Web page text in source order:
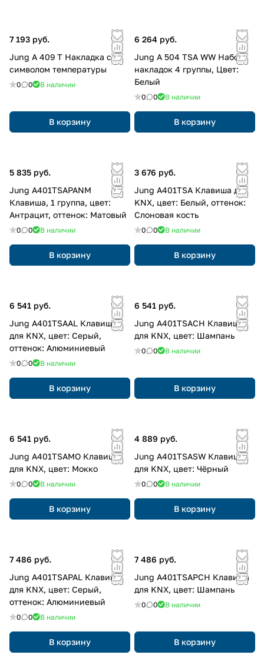
7 193 руб.
Jung A 409 T Накладка с
символом температуры
0 0 В наличии
В корзину
6 264 руб.
Jung A 504 TSA WW Набор
накладок 4 группы, Цвет:
Белый
0 0 В наличии
В корзину
5 835 руб.
Jung A401TSAPANM
Клавиша, 1 группа, цвет:
Антрацит, оттенок: Матовый
0 0 В наличии
В корзину
3 676 руб.
Jung A401TSA Клавиша для
KNX, цвет: Белый, оттенок:
Слоновая кость
0 0 В наличии
В корзину
6 541 руб.
Jung A401TSAAL Клавиша
для KNX, цвет: Серый,
оттенок: Алюминиевый
0 0 В наличии
В корзину
6 541 руб.
Jung A401TSACH Клавиша
для KNX, цвет: Шампань
0 0 В наличии
В корзину
6 541 руб.
Jung A401TSAMO Клавиша
для KNX, цвет: Мокко
0 0 В наличии
В корзину
4 889 руб.
Jung A401TSASW Клавиша
для KNX, цвет: Чёрный
0 0 В наличии
В корзину
7 486 руб.
Jung A401TSAPAL Клавиша
для KNX, цвет: Серый,
оттенок: Алюминиевый
0 0 В наличии
В корзину
7 486 руб.
Jung A401TSAPCH Клавиша
для KNX, цвет: Шампань
0 0 В наличии
В корзину